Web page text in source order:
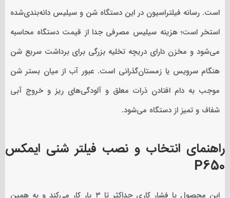
است. رسانه فیلتراسیون در این دستگاه شن و سیلیس دانه‌بندی‌شده
استخر است؛ هزینه سیلیس مصرفی جدا از قیمت دستگاه محاسبه
می‌شود و مخزن دارای دریچه تخلیه بزرگی برای برداشت سریع شن
هنگام سرویس یا زمستان‌گذرانی است. عبور آب از میان بستر شن
موجب به دام افتادن ذرات معلق و آلودگی‌های ریز و خروج آبی
شفاف و تمیز از دستگاه می‌شود.
راهنمای انتخاب و نصب فیلتر شنی ایمکس
P650
این محصول با فشار کاری حداکثر تا ۳ بار کار می‌کند و به همین